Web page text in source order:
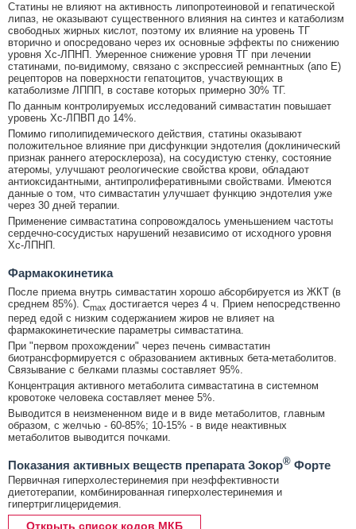
Статины не влияют на активность липопротеиновой и гепатической
липаз, не оказывают существенного влияния на синтез и катаболизм
свободных жирных кислот, поэтому их влияние на уровень ТГ
вторично и опосредовано через их основные эффекты по снижению
уровня Хс-ЛПНП. Умеренное снижение уровня ТГ при лечении
статинами, по-видимому, связано с экспрессией ремнантных (апо Е)
рецепторов на поверхности гепатоцитов, участвующих в
катаболизме ЛППП, в составе которых примерно 30% ТГ.
По данным контролируемых исследований симвастатин повышает
уровень Хс-ЛПВП до 14%.
Помимо гиполипидемического действия, статины оказывают
положительное влияние при дисфункции эндотелия (доклинический
признак раннего атеросклероза), на сосудистую стенку, состояние
атеромы, улучшают реологические свойства крови, обладают
антиоксидантными, антипролиферативными свойствами. Имеются
данные о том, что симвастатин улучшает функцию эндотелия уже
через 30 дней терапии.
Применение симвастатина сопровождалось уменьшением частоты
сердечно-сосудистых нарушений независимо от исходного уровня
Хс-ЛПНП.
Фармакокинетика
После приема внутрь симвастатин хорошо абсорбируется из ЖКТ (в
среднем 85%). Cmax достигается через 4 ч. Прием непосредственно
перед едой с низким содержанием жиров не влияет на
фармакокинетические параметры симвастатина.
При "первом прохождении" через печень симвастатин
биотрансформируется с образованием активных бета-метаболитов.
Связывание с белками плазмы составляет 95%.
Концентрация активного метаболита симвастатина в системном
кровотоке человека составляет менее 5%.
Выводится в неизмененном виде и в виде метаболитов, главным
образом, с желчью - 60-85%; 10-15% - в виде неактивных
метаболитов выводится почками.
Показания активных веществ препарата Зокор® Форте
Первичная гиперхолестеринемия при неэффективности
диетотерапии, комбинированная гиперхолестеринемия и
гипертриглицеридемия.
Открыть список кодов МКБ